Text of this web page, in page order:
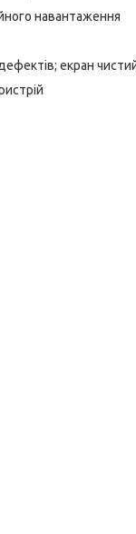
навантаження
екран